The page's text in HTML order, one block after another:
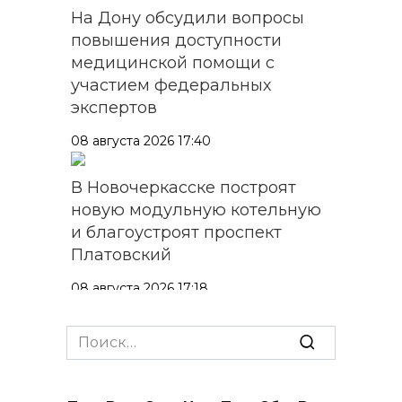
На Дону обсудили вопросы
повышения доступности
медицинской помощи с
участием федеральных
экспертов
08 августа 2026 17:40
В Новочеркасске построят
новую модульную котельную
и благоустроят проспект
Платовский
08 августа 2026 17:18
Это стало нашей традицией:
ростовчане установили
Search
for: